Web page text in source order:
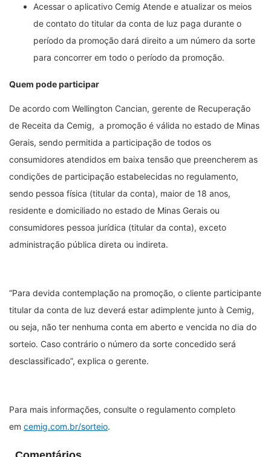
Acessar o aplicativo Cemig Atende e atualizar os meios
de contato do titular da conta de luz paga durante o
período da promoção dará direito a um número da sorte
para concorrer em todo o período da promoção.
Quem pode participar
De acordo com Wellington Cancian, gerente de Recuperação
de Receita da Cemig, a promoção é válida no estado de Minas
Gerais, sendo permitida a participação de todos os
consumidores atendidos em baixa tensão que preencherem as
condições de participação estabelecidas no regulamento,
sendo pessoa física (titular da conta), maior de 18 anos,
residente e domiciliado no estado de Minas Gerais ou
consumidores pessoa jurídica (titular da conta), exceto
administração pública direta ou indireta.
“Para devida contemplação na promoção, o cliente participante
titular da conta de luz deverá estar adimplente junto à Cemig,
ou seja, não ter nenhuma conta em aberto e vencida no dia do
sorteio. Caso contrário o número da sorte concedido será
desclassificado”, explica o gerente.
Para mais informações, consulte o regulamento completo
em cemig.com.br/sorteio.